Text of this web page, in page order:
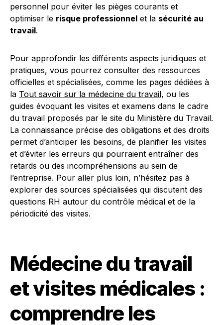
personnel pour éviter les pièges courants et
optimiser le risque professionnel et la sécurité au
travail.
Pour approfondir les différents aspects juridiques et
pratiques, vous pourrez consulter des ressources
officielles et spécialisées, comme les pages dédiées à
la Tout savoir sur la médecine du travail, ou les
guides évoquant les visites et examens dans le cadre
du travail proposés par le site du Ministère du Travail.
La connaissance précise des obligations et des droits
permet d’anticiper les besoins, de planifier les visites
et d’éviter les erreurs qui pourraient entraîner des
retards ou des incompréhensions au sein de
l’entreprise. Pour aller plus loin, n’hésitez pas à
explorer des sources spécialisées qui discutent des
questions RH autour du contrôle médical et de la
périodicité des visites.
Médecine du travail
et visites médicales :
comprendre les